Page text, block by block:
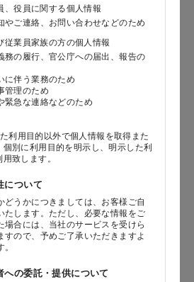
、役員に関する個人情報
やご連絡、お問い合わせなどのため
従業員家族の方の個人情報
務の履行、官公庁への届出、報告の
に伴う業務のため
管理のため
緊急な連絡などのため
利用目的以外で個人情報を取得また
別に利用目的を明示し、明示した利
致します。
について
どうかにつきましては、お客様ご自
たします。ただし、必要な情報をご
場合には、当社のサービスを受けら
すので、予めご了承いただきますよ
の委託・提供について